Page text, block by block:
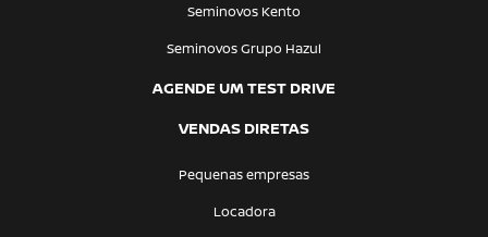
Seminovos Kento
Seminovos Grupo Hazul
AGENDE UM TEST DRIVE
VENDAS DIRETAS
Pequenas empresas
Locadora